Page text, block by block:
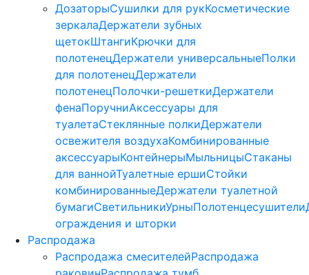
ДозаторыСушилки для рукКосметические
зеркалаДержатели зубных
щетокШтангиКрючки для
полотенецДержатели универсальныеПолки
для полотенецДержатели
полотенецПолочки-решеткиДержатели
фенаПоручниАксессуары для
туалетаСтеклянные полкиДержатели
освежителя воздухаКомбинированные
аксессуарыКонтейнерыМыльницыСтаканы
для ваннойТуалетные ершиСтойки
комбинированныеДержатели туалетной
бумагиСветильникиУрныПолотенцесушители
ограждения и шторки
Распродажа
Распродажа смесителейРаспродажа